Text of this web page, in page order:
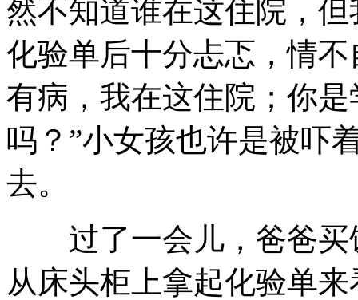
然不知道谁在这住院，
化验单后十分忐忑，情
有病，我在这住院；你
吗？”小女孩也许是被吓
去。
过了一会儿，爸爸买
从床头柜上拿起化验单